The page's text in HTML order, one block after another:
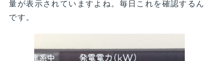
量が表示されていますよね。毎日これを確認するん
です。